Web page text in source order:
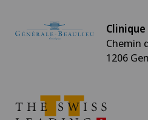
Chemin
1206